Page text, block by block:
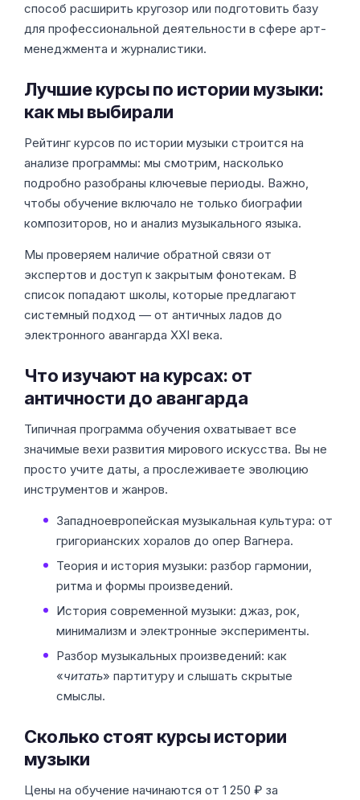
способ расширить кругозор или подготовить базу
для профессиональной деятельности в сфере арт-
менеджмента и журналистики.
Лучшие курсы по истории музыки:
как мы выбирали
Рейтинг курсов по истории музыки строится на
анализе программы: мы смотрим, насколько
подробно разобраны ключевые периоды. Важно,
чтобы обучение включало не только биографии
композиторов, но и анализ музыкального языка.
Мы проверяем наличие обратной связи от
экспертов и доступ к закрытым фонотекам. В
список попадают школы, которые предлагают
системный подход — от античных ладов до
электронного авангарда XXI века.
Что изучают на курсах: от
античности до авангарда
Типичная программа обучения охватывает все
значимые вехи развития мирового искусства. Вы не
просто учите даты, а прослеживаете эволюцию
инструментов и жанров.
Западноевропейская музыкальная культура: от
григорианских хоралов до опер Вагнера.
Теория и история музыки: разбор гармонии,
ритма и формы произведений.
История современной музыки: джаз, рок,
минимализм и электронные эксперименты.
Разбор музыкальных произведений: как
«читать» партитуру и слышать скрытые
смыслы.
Сколько стоят курсы истории
музыки
Цены на обучение начинаются от 1 250 ₽ за